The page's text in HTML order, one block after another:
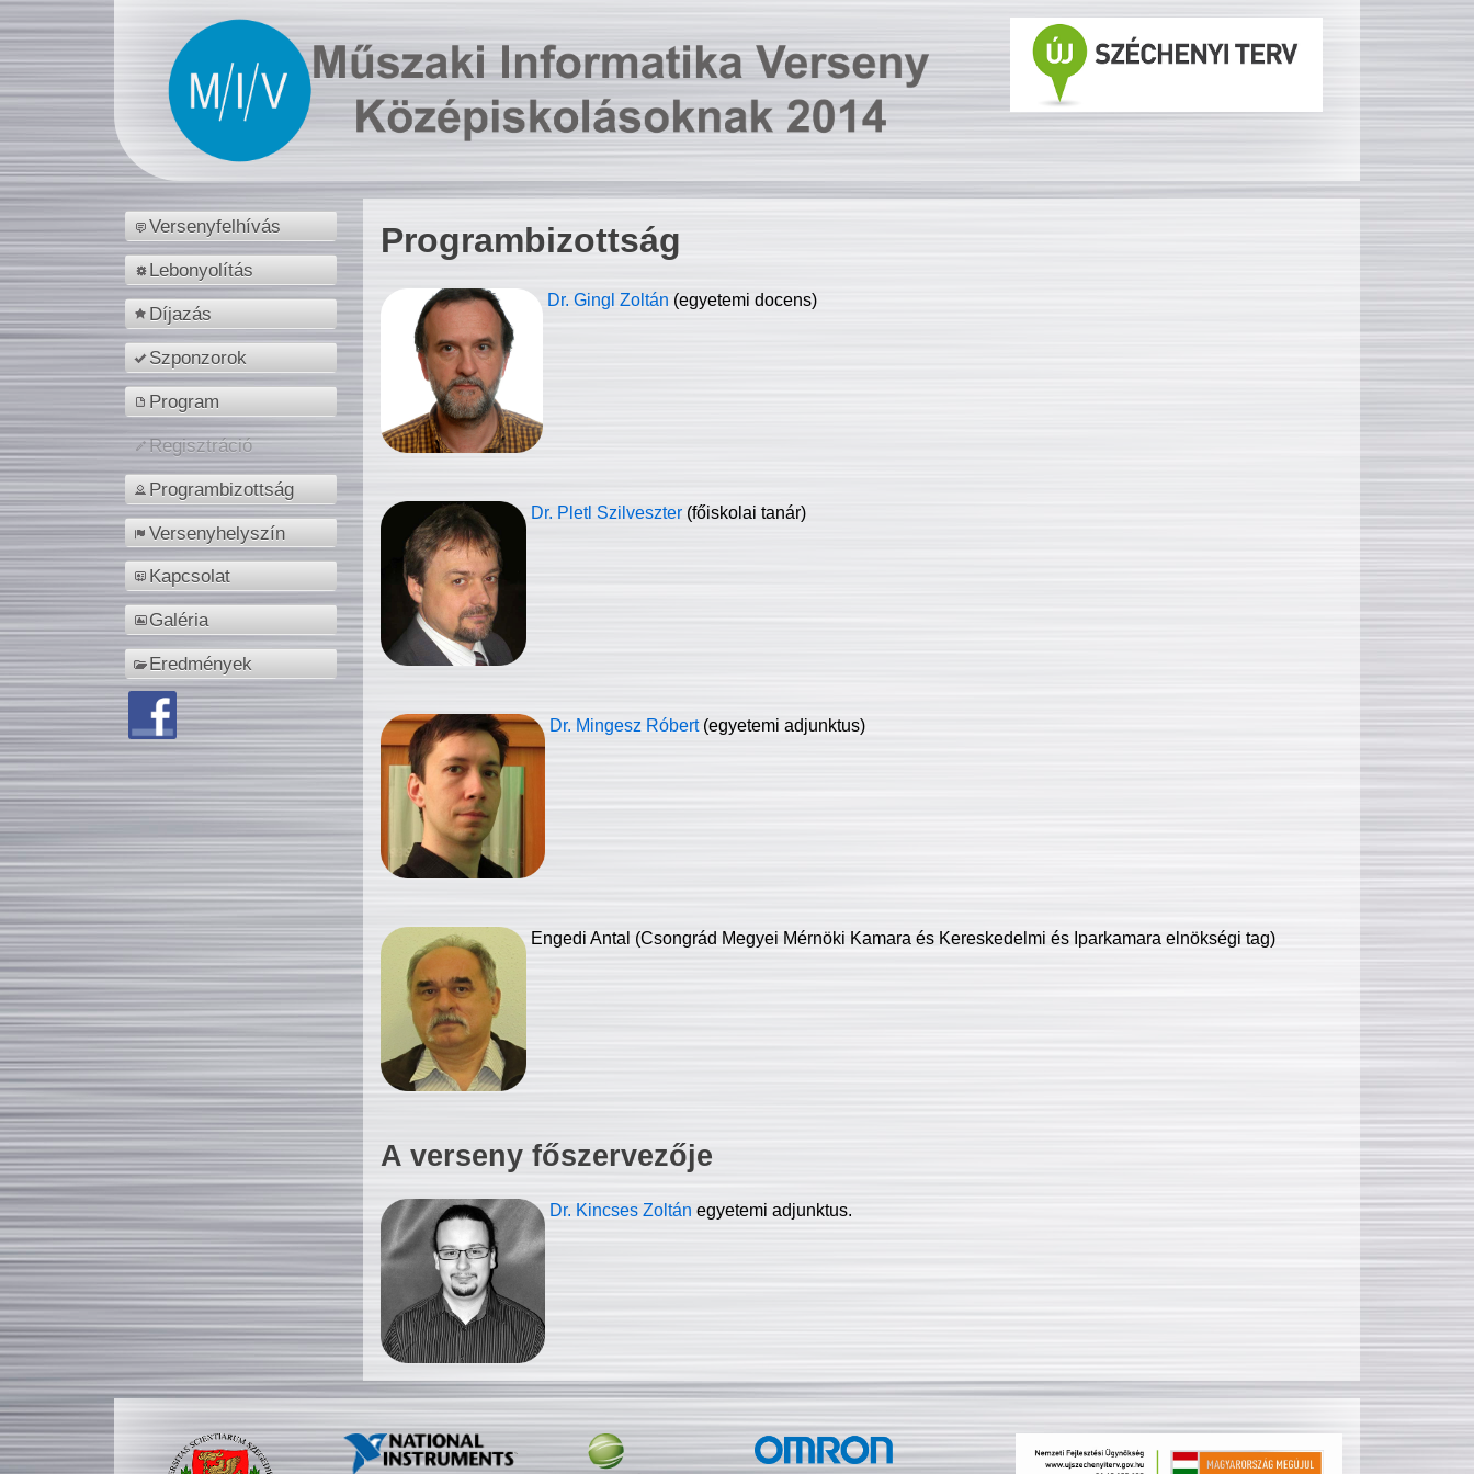
Versenyfelhívás
Lebonyolítás
Díjazás
Szponzorok
Program
Regisztráció
Programbizottság
Versenyhelyszín
Kapcsolat
Galéria
Eredmények
Programbizottság
Dr. Gingl Zoltán (egyetemi docens)
Dr. Pletl Szilveszter (főiskolai tanár)
Dr. Mingesz Róbert (egyetemi adjunktus)
Engedi Antal (Csongrád Megyei Mérnöki Kamara és Kereskedelmi és Iparkamara elnökségi tag)
A verseny főszervezője
Dr. Kincses Zoltán egyetemi adjunktus.